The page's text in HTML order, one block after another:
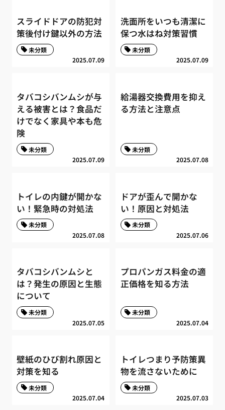
スライドドアの防犯対
策後付け鍵以外の方法
2025.07.09
未分類
洗面所をいつも清潔に
保つ水はね対策習慣
2025.07.09
未分類
タバコシバンムシが与
える被害とは？食品だ
けでなく家具や本も危
険
2025.07.09
未分類
給湯器交換費用を抑え
る方法と注意点
2025.07.08
未分類
トイレの内鍵が開かな
い！緊急時の対処法
2025.07.08
未分類
ドアが歪んで開かな
い！原因と対処法
2025.07.06
未分類
タバコシバンムシと
は？発生の原因と生態
について
2025.07.05
未分類
プロパンガス料金の適
正価格を知る方法
2025.07.04
未分類
壁紙のひび割れ原因と
対策を知る
2025.07.04
未分類
トイレつまり予防策異
物を流さないために
2025.07.03
未分類